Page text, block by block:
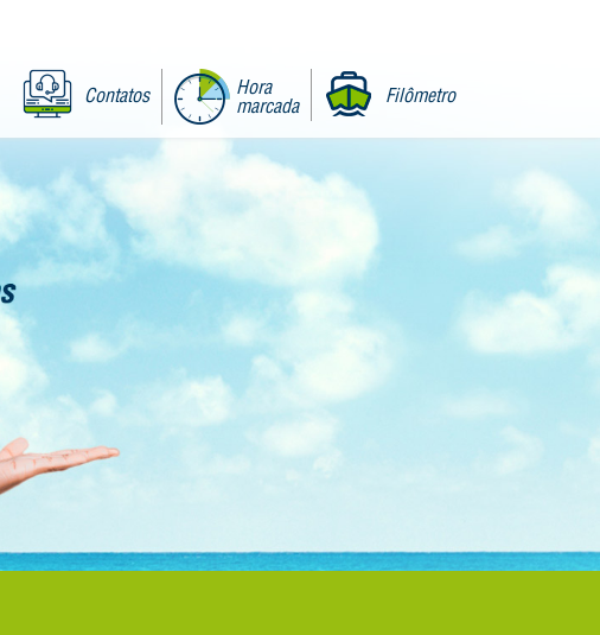
Contatos
Hora
marcada
Filômetro